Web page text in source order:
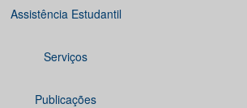
Assistência Estudantil
Serviços
Publicações